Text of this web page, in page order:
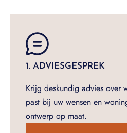
1. ADVIESGESPREK
Krijg deskundig advies over
past bij uw wensen en
ontwerp op maat.